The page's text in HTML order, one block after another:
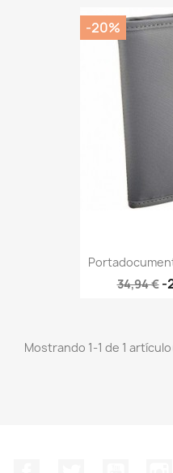
Precio
34,94 € -
-20%
Mostrando 1-1 de 1